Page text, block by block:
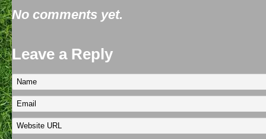
No comments yet.
Leave a Reply